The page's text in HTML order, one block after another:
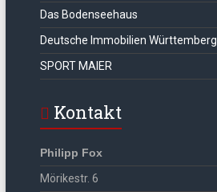
Das Bodenseehaus
Deutsche Immobilien Württemberg
SPORT MAIER
Kontakt
Philipp Fox
Mörikestr. 6